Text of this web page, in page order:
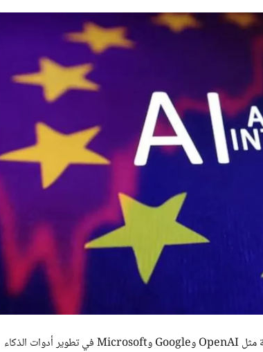
لسنوات طويلة، اعتمد الاتحاد الأوروبي على شركات أمريكية مثل OpenAI وGoogle وMicrosoft في تطوير أدوات الذكاء